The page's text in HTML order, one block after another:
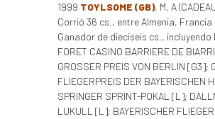
1999 TOYLSOME (GB), M, A
Corrió 36 cs., entre Almenia, Francia
Ganador de dieciseis cs., incluyendo
FORET CASINO BARRIERE DE
GROSSER PREIS VON BERLIN [G3];
FLIEGERPREIS DER BAYERISCHEN
SPRINGER SPRINT-POKAL [L];
LUKULL [L]; BAYERISCHER